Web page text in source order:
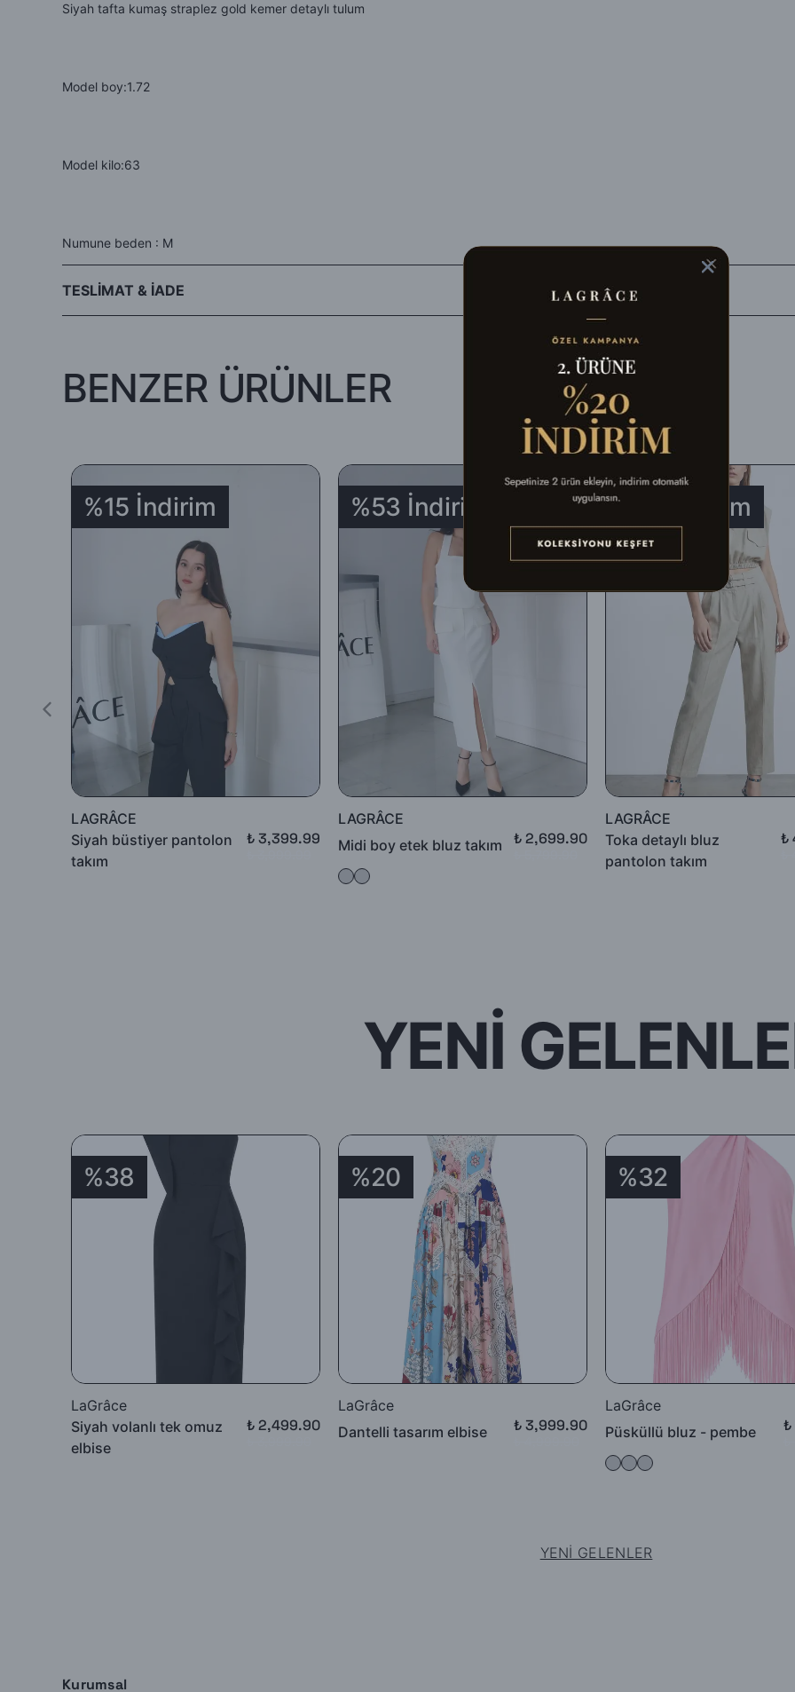
Siyah tafta kumaş straplez gold kemer detaylı tulum
Model boy:1.72
Model kilo:63
Numune beden : M
TESLİMAT & İADE
-İade edilecek ürünün orijinal ambalajında, tüm aksesuar ve ambalaj malzemeleri ile birlikte eksiksiz olarak, fiziksel açıdan hasar
koşuluyla teslim tarihinden itibaren 5 (beş) gün içinde (teslim aldığınız şekli ile) iade edebilirsiniz.
-İade ya da değişim yapılmasını istediğiniz ürünü DHLKargoaracılığıyla faturasıyla birlikte aşağıdaki adrese gönderebilirsiniz. Farklı
İadenizi' 969351153 ‘kodunu çalışanlarına ileterek gerçekleştirebilirsiniz.
-Sipariş edilen ürünlerin tümü mazeretsiz şekilde ( yanlış ürün, defo vb.) iade ediliyorsa, İade bedelinden kargo ücretleri düşülerek
-İade için göndermiş olduğunuz ürün / ürünler 5 günü geçmiş, kullanılmış, satılabilirlik özelliğini kaybetmiş, Faturası (varsa)
edilmeyecek, tarafınıza (mesajla bildirilip) karşı ödemeli olarak tekrar gönderilecektir.
İade ürün/ürünlerin depomuza ulaşması ve iade şartlarına uygunluğunun kontrolünden sonra, 7 ile 10 iş günü arasında ürün
Satın aldığınız ürünler için Hediye Çeki, Değişim ya da ücret iadesi talep edebilirsiniz.
BENZER ÜRÜNLER
%15 İndirim
LAGRÂCE
Siyah büstiyer pantolon
takım
₺ 3,399.99
%53 İndirim
LAGRÂCE
Midi boy etek bluz takım
₺ 2,699.90
%10 İndirim
LAGRÂCE
Toka detaylı bluz
pantolon takım
₺
YENİ
%38
LaGrâce
Siyah volanlı tek omuz
elbise
₺ 2,499.90
%20
LaGrâce
Dantelli tasarım elbise
₺ 3,999.90
%32
LaGrâce
Püsküllü bluz - pembe
₺
YENİ GELENLER
Kurumsal